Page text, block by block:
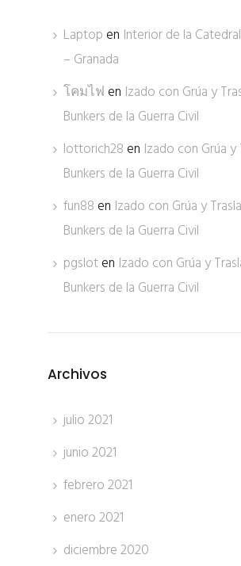
Laptop en Interior de la
– Granada
โคมไฟ en Izado con Grúa y
Bunkers de la Guerra Civil
lottorich28 en Izado con Grúa y
Bunkers de la Guerra Civil
fun88 en Izado con Grúa y
Bunkers de la Guerra Civil
pgsloten Izado con Grúa y
Bunkers de la Guerra Civil
Archivos
julio 2021
junio 2021
febrero 2021
enero 2021
diciembre 2020